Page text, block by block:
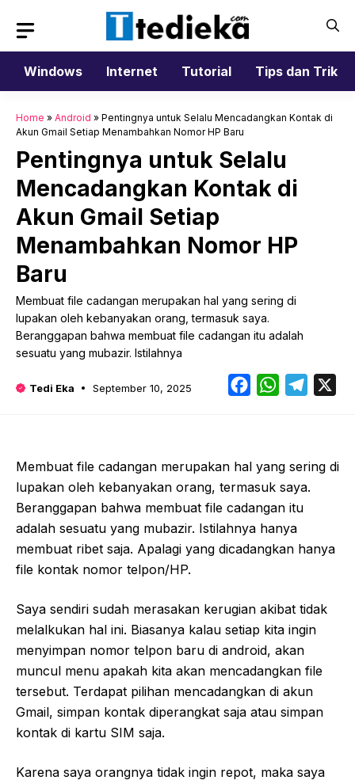
isi
Windows
Internet Tutorial Tips dan Trik
Home » Android » Pentingnya untuk Selalu Mencadangkan Kontak di
Akun Gmail Setiap Menambahkan Nomor HP Baru
Pentingnya untuk Selalu
Mencadangkan Kontak di
Akun Gmail Setiap
Menambahkan Nomor HP
Baru
Membuat file cadangan merupakan hal yang sering di
lupakan oleh kebanyakan orang, termasuk saya.
Beranggapan bahwa membuat file cadangan itu adalah
sesuatu yang mubazir. Istilahnya
Tedi Eka September 10, 2025 FacebookWhatsApp
Membuat file cadangan merupakan hal yang sering di
lupakan oleh kebanyakan orang, termasuk saya.
Beranggapan bahwa membuat file cadangan itu
adalah sesuatu yang mubazir. Istilahnya hanya
membuat ribet saja. Apalagi yang dicadangkan hanya
file kontak nomor telpon/HP.
Saya sendiri sudah merasakan kerugian akibat tidak
melalkukan hal ini. Biasanya kalau setiap kita ingin
menyimpan nomor telpon baru di android, akan
muncul menu apakah kita akan mencadangkan file
tersebut. Terdapat pilihan mencadangkan di akun
Gmail, simpan kontak diperangkat saja atau simpan
kontak di kartu SIM saja.
Karena saya orangnya tidak ingin repot, maka saya